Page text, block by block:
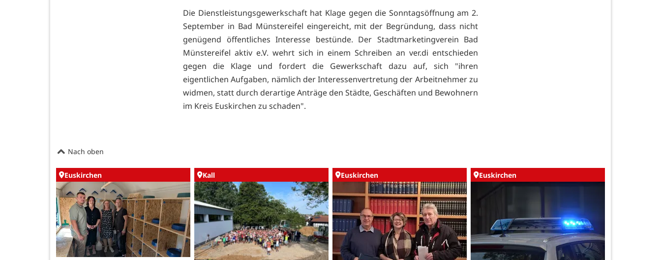
Die Dienstleistungsgewerkschaft hat Klage gegen die Sonntagsöffnung am 2.
September in Bad Münstereifel eingereicht, mit der Begründung, dass nicht
genügend öffentliches Interesse bestünde. Der Stadtmarketingverein Bad
Münstereifel aktiv e.V. wehrt sich in einem Schreiben an ver.di entschieden
gegen die Klage und fordert die Gewerkschaft dazu auf, sich "ihren
eigentlichen Aufgaben, nämlich der Interessenvertretung der Arbeitnehmer zu
widmen, statt durch derartige Anträge den Städte, Geschäften und Bewohnern
im Kreis Euskirchen zu schaden".
Nach oben
Euskirchen Kall Euskirchen Euskirchen